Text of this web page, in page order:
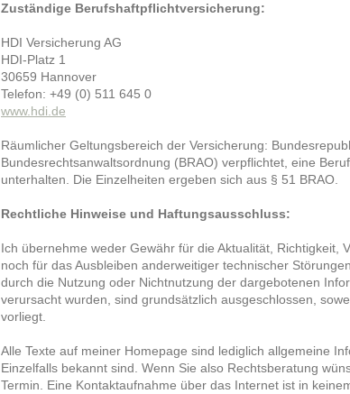
Zuständige Berufshaftpflichtversicherung:
HDI Versicherung AG
HDI-Platz 1
30659 Hannover
Telefon: +49 (0) 511 645 0
www.hdi.de
Räumlicher Geltungsbereich der Versicherung:
Bundesrechtsanwaltsordnung (BRAO) verpflichtet, eine
unterhalten. Die Einzelheiten ergeben sich aus § 51 BRAO.
Rechtliche Hinweise und Haftungsausschluss:
Ich übernehme weder Gewähr für die Aktualität, Richtigkeit,
noch für das Ausbleiben anderweitiger technischer
durch die Nutzung oder Nichtnutzung der dargebotenen
verursacht wurden, sind grundsätzlich ausgeschlossen,
vorliegt.
Alle Texte auf meiner Homepage sind lediglich allgemeine
Einzelfalls bekannt sind. Wenn Sie also Rechtsberatung
Termin. Eine Kontaktaufnahme über das Internet ist in